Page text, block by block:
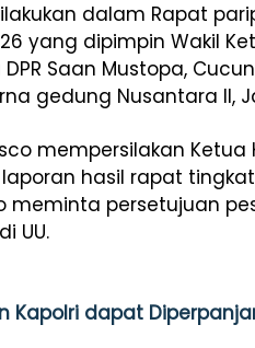
dalam Rapat
yang dipimpin Wakil
Saan Mustopa,
gedung Nusantara II,
mempersilakan Ketua
hasil rapat
meminta persetujuan
UU.
Kapolri dapat